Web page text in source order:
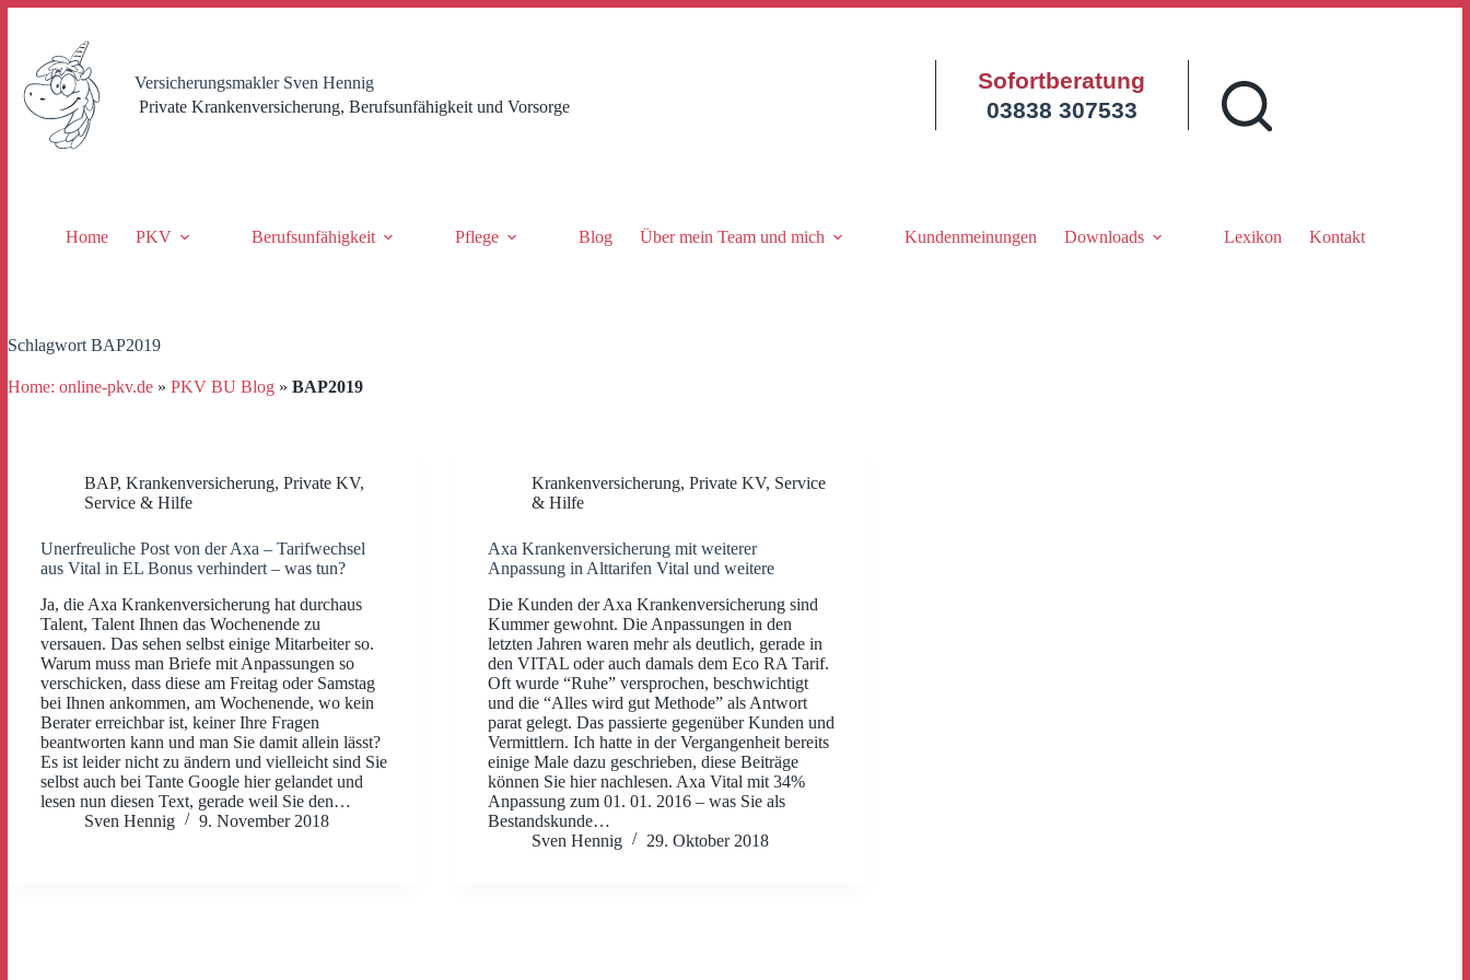
springen
Versicherungsmakler Sven Hennig
Private Krankenversicherung, Berufsunfähigkeit und Vorsorge
Sofortberatung
03838 307533
Home PKV Berufsunfähigkeit Pflege Blog Über mein Team und mich Kundenmeinungen Downloads Lexikon Kontakt
Schlagwort BAP2019
Home: online-pkv.de » PKV BU Blog » BAP2019
BAP, Krankenversicherung, Private KV,
Service & Hilfe
Unerfreuliche Post von der Axa – Tarifwechsel
aus Vital in EL Bonus verhindert – was tun?
Ja, die Axa Krankenversicherung hat durchaus
Talent, Talent Ihnen das Wochenende zu
versauen. Das sehen selbst einige Mitarbeiter so.
Warum muss man Briefe mit Anpassungen so
verschicken, dass diese am Freitag oder Samstag
bei Ihnen ankommen, am Wochenende, wo kein
Berater erreichbar ist, keiner Ihre Fragen
beantworten kann und man Sie damit allein lässt?
Es ist leider nicht zu ändern und vielleicht sind Sie
selbst auch bei Tante Google hier gelandet und
lesen nun diesen Text, gerade weil Sie den…
Sven Hennig
9. November 2018
Krankenversicherung, Private KV, Service
& Hilfe
Axa Krankenversicherung mit weiterer
Anpassung in Alttarifen Vital und weitere
Die Kunden der Axa Krankenversicherung sind
Kummer gewohnt. Die Anpassungen in den
letzten Jahren waren mehr als deutlich, gerade in
den VITAL oder auch damals dem Eco RA Tarif.
Oft wurde “Ruhe” versprochen, beschwichtigt
und die “Alles wird gut Methode” als Antwort
parat gelegt. Das passierte gegenüber Kunden und
Vermittlern. Ich hatte in der Vergangenheit bereits
einige Male dazu geschrieben, diese Beiträge
können Sie hier nachlesen. Axa Vital mit 34%
Anpassung zum 01. 01. 2016 – was Sie als
Bestandskunde…
Sven Hennig
29. Oktober 2018